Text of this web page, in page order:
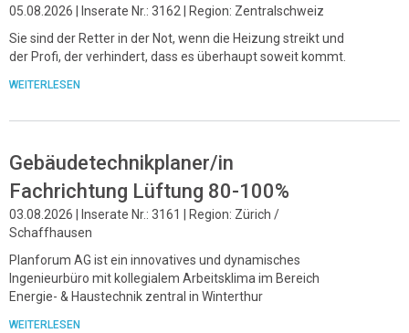
05.08.2026 | Inserate Nr.: 3162 | Region: Zentralschweiz
Sie sind der Retter in der Not, wenn die Heizung streikt und
der Profi, der verhindert, dass es überhaupt soweit kommt.
WEITERLESEN
Gebäudetechnikplaner/in
Fachrichtung Lüftung 80-100%
03.08.2026 | Inserate Nr.: 3161 | Region: Zürich /
Schaffhausen
Planforum AG ist ein innovatives und dynamisches
Ingenieurbüro mit kollegialem Arbeitsklima im Bereich
Energie- & Haustechnik zentral in Winterthur
WEITERLESEN